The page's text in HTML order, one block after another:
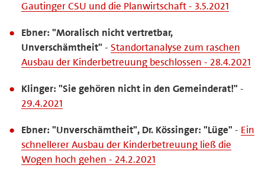
Gautinger CSU und die Planwirtschaft - 3.5.2021
Ebner: "Moralisch nicht vertretbar,
Unverschämtheit" - Standortanalyse zum raschen
Ausbau der Kinderbetreuung beschlossen - 28.4.2021
Klinger: "Sie gehören nicht in den Gemeinderat!" -
29.4.2021
Ebner: "Unverschämtheit", Dr. Kössinger: "Lüge" - Ein
schnellerer Ausbau der Kinderbetreuung ließ die
Wogen hoch gehen - 24.2.2021